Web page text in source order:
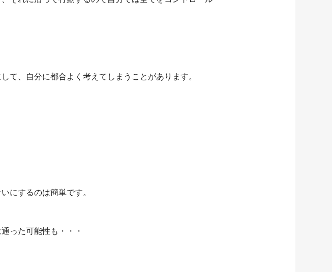
て、自分に都合よく考えてしまうことがあります。
にするのは簡単です。
った可能性も・・・